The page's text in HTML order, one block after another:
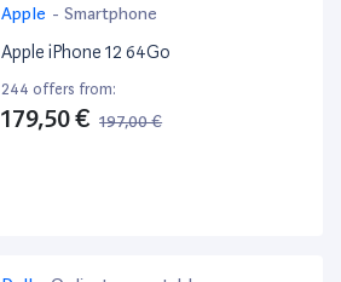
Apple - Smartphone
Apple iPhone 12 64Go
244 offers from:
179,50 € 197,00 €